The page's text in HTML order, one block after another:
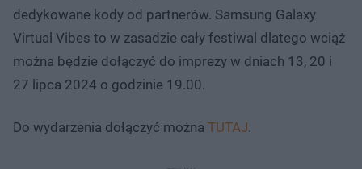
dedykowane kody od partnerów. Samsung Galaxy
Virtual Vibes to w zasadzie cały festiwal dlatego wciąż
można będzie dołączyć do imprezy w dniach 13, 20 i
27 lipca 2024 o godzinie 19.00.
Do wydarzenia dołączyć można TUTAJ.